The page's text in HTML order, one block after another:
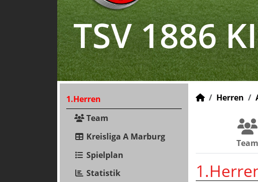
TSV 1886
1.Herren
Team
Kreisliga A Marburg
Spielplan
Statistik
Herren
Team